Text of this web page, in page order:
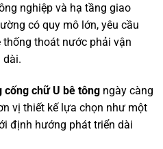
nghiệp và hạ tầng giao
có quy mô lớn, yêu cầu
thoát nước phải vận
dài.
cống chữ U bê tôngngày càng
vị thiết kế lựa chọn như một
định hướng phát triển dài